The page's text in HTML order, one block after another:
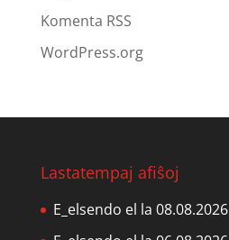
Komenta RSS
WordPress.org
Lastatempaj afiŝoj
E_elsendo el la 08.08.2026